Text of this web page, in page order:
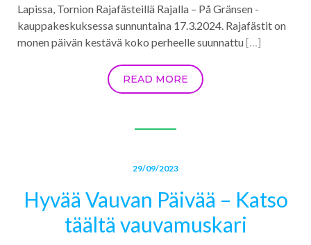
Lapissa, Tornion Rajafästeillä Rajalla – På Gränsen -
kauppakeskuksessa sunnuntaina 17.3.2024. Rajafästit on
monen päivän kestävä koko perheelle suunnattu[…]
READ MORE
29/09/2023
Hyvää Vauvan Päivää – Katso
täältä vauvamuskari